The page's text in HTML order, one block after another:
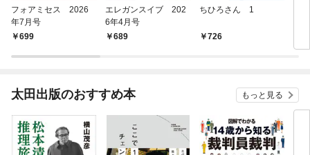
フォアミセス 2026
年7月号
699
エレガンスイブ 202
6年4月号
689
ちひろさん 1
726
（
太田出版のおすすめ本 もっと見る